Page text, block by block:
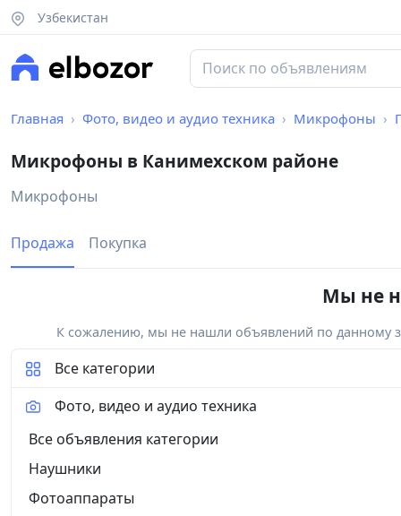
Узбекистан
Главная Фото, видео и аудио техника Микрофоны
Микрофоны в Канимехском районе
Микрофоны
Продажа Покупка
Мы не
К сожалению, мы не нашли объявлений по данному
Все категории
Фото, видео и аудио техника
Все объявления категории
Наушники
Фотоаппараты